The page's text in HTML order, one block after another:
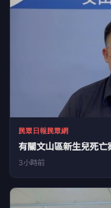
民眾日報民眾網
有關文山區新生兒死亡
3小時前